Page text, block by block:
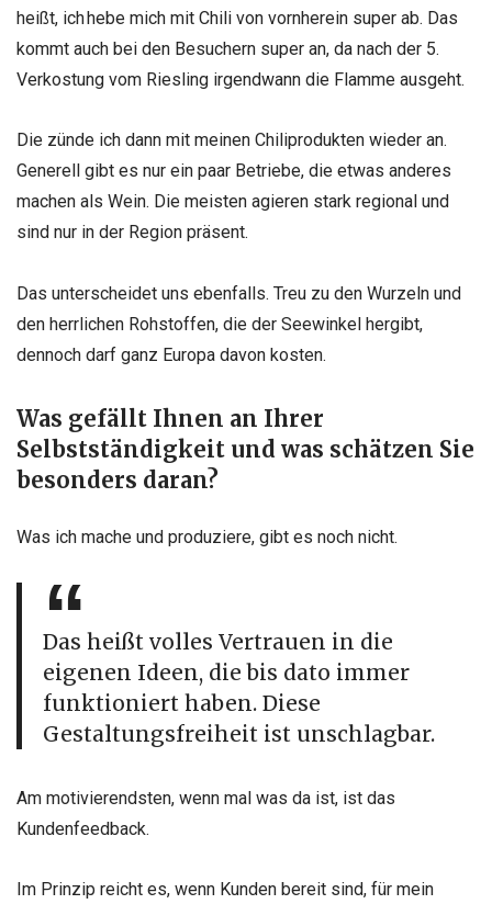
heißt, ich hebe mich mit Chili von vornherein super ab. Das
kommt auch bei den Besuchern super an, da nach der 5.
Verkostung vom Riesling irgendwann die Flamme ausgeht.
Die zünde ich dann mit meinen Chiliprodukten wieder an.
Generell gibt es nur ein paar Betriebe, die etwas anderes
machen als Wein. Die meisten agieren stark regional und
sind nur in der Region präsent.
Das unterscheidet uns ebenfalls. Treu zu den Wurzeln und
den herrlichen Rohstoffen, die der Seewinkel hergibt,
dennoch darf ganz Europa davon kosten.
Was gefällt Ihnen an Ihrer
Selbstständigkeit und was schätzen Sie
besonders daran?
Was ich mache und produziere, gibt es noch nicht.
Das heißt volles Vertrauen in die
eigenen Ideen, die bis dato immer
funktioniert haben. Diese
Gestaltungsfreiheit ist unschlagbar.
Am motivierendsten, wenn mal was da ist, ist das
Kundenfeedback.
Im Prinzip reicht es, wenn Kunden bereit sind, für mein